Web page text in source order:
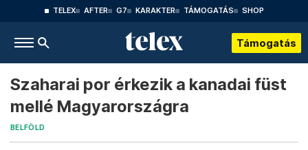
TELEX AFTER G7 KARAKTER TÁMOGATÁS SHOP
Támogatás
Szaharai por érkezik a kanadai füst
mellé Magyarországra
BELFÖLD